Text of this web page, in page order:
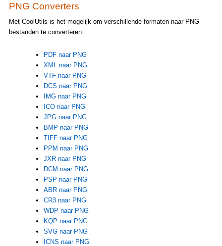
PNG Converters
Met CoolUtils is het mogelijk om verschillende formaten naar PNG
bestanden te converteren:
PDF naar PNG
XML naar PNG
VTF naar PNG
DCS naar PNG
IMG naar PNG
ICO naar PNG
JPG naar PNG
BMP naar PNG
TIFF naar PNG
PPM naar PNG
JXR naar PNG
DCM naar PNG
PSP naar PNG
ABR naar PNG
CR3 naar PNG
WDP naar PNG
KQP naar PNG
SVG naar PNG
ICNS naar PNG